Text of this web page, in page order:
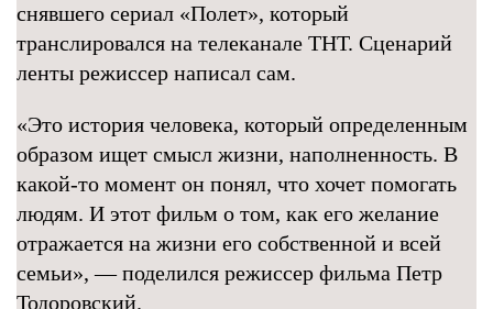
снявшего сериал «Полет», который
транслировался на телеканале ТНТ. Сценарий
ленты режиссер написал сам.
«Это история человека, который определенным
образом ищет смысл жизни, наполненность. В
какой-то момент он понял, что хочет помогать
людям. И этот фильм о том, как его желание
отражается на жизни его собственной и всей
семьи», — поделился режиссер фильма Петр
Тодоровский.